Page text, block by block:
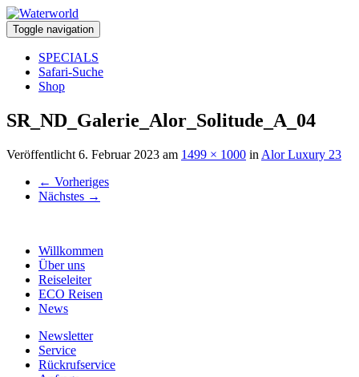
Toggle navigation
SPECIALS
Safari-Suche
Shop
SR_ND_Galerie_Alor_Solitude_A_04
Veröffentlicht 6. Februar 2023 am 1499 × 1000 in Alor Luxury 23
← Vorheriges
Nächstes →
Willkommen
Über uns
Reiseleiter
ECO Reisen
News
Newsletter
Service
Rückrufservice